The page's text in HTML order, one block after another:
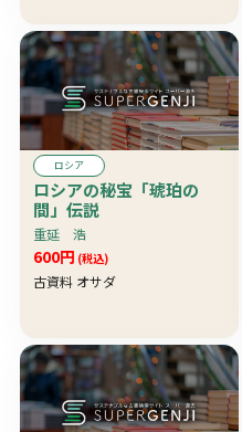
ロシア
ロシアの秘宝「琥珀の
間」伝説
重延 浩
600円 (税込)
古資料 オサダ